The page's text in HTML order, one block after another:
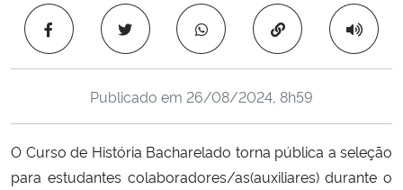
Ministério da Cidadania
Ministério da Saúde
Ministério de Minas e Energia
Ministério da Ciência, Tecnologia, Inovações e Comunicações
Copiar para área
Publicado em 26/08/2024, 8h59
O Curso de História Bacharelado torna pública a seleção
para estudantes colaboradores/as(auxiliares) durante o